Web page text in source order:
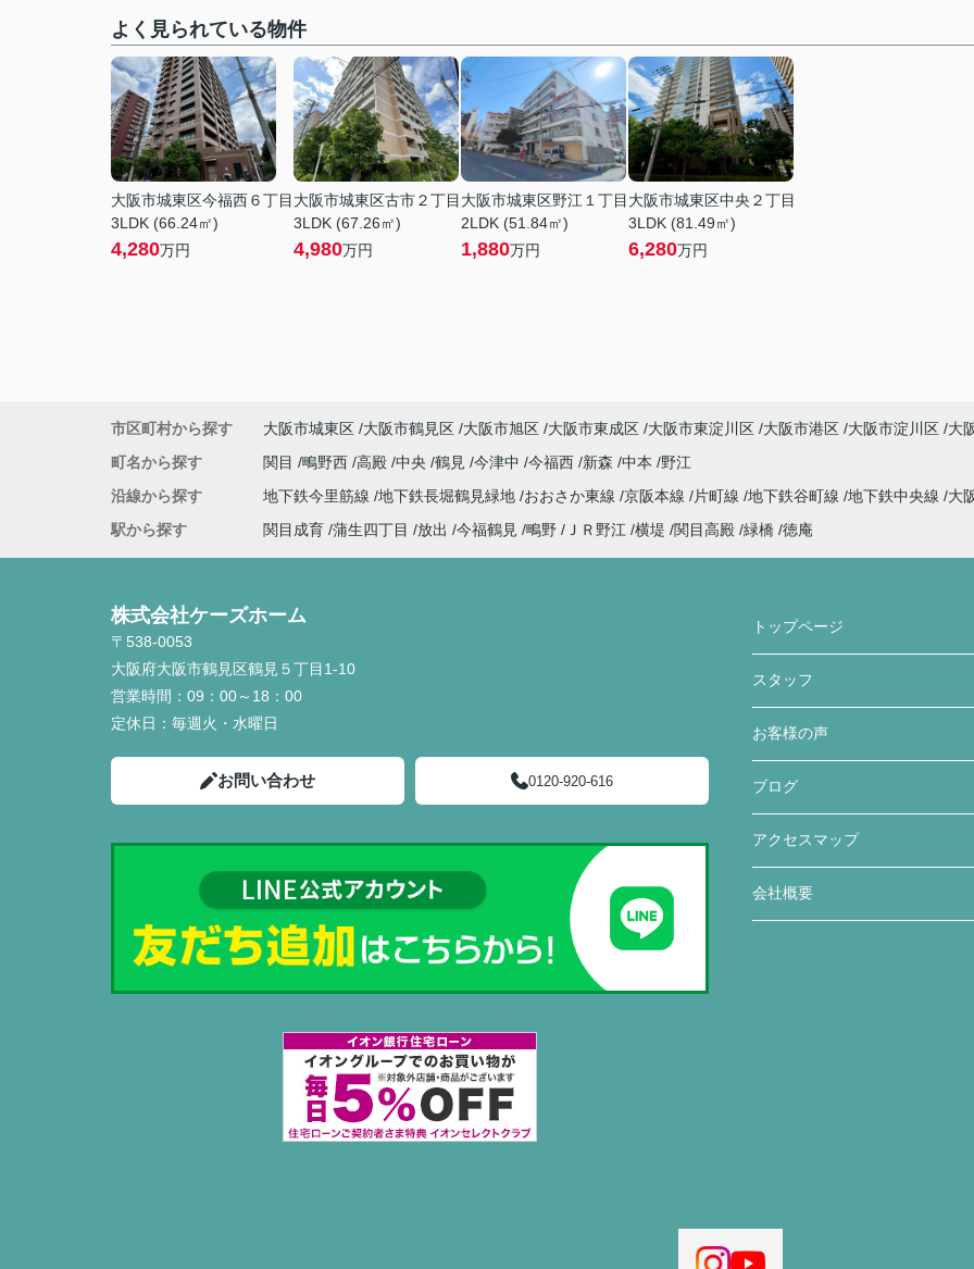
よく見られている物件
大阪市城東区今福西６丁目
3LDK (66.24㎡)
4,280万円
大阪市城東区古市２丁目
3LDK (67.26㎡)
4,980万円
大阪市城東区野江１丁目
2LDK (51.84㎡)
1,880万円
大阪市城東区中央２丁目
3LDK (81.49㎡)
6,280万円
市区町村から探す 大阪市城東区 大阪市鶴見区 大阪市旭区 大阪市東成区 大阪市東淀川区 大阪市港区 大阪市淀川区 大
町名から探す
関目 鴫野西 高殿 中央 鶴見 今津中 今福西 新森 中本
野江
沿線から探す
地下鉄今里筋線 地下鉄長堀鶴見緑地 おおさか東線 京阪本線 片町線 地下鉄谷町線 地下鉄中央線
大
駅から探す
関目成育 蒲生四丁目 放出 今福鶴見 鴫野 ＪＲ野江 横堤 関目高殿 緑橋 徳庵
株式会社ケーズホーム
〒538-0053
大阪府大阪市鶴見区鶴見５丁目1-10
営業時間： 09：00～18：00
定休日： 毎週火・水曜日
お問い合わせ 0120-920-616
トップページ
スタッフ
お客様の声
ブログ
アクセスマップ
会社概要